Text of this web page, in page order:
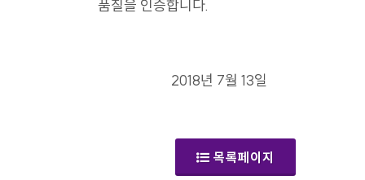
품질을 인증합니다.
2018년 7월 13일
목록페이지